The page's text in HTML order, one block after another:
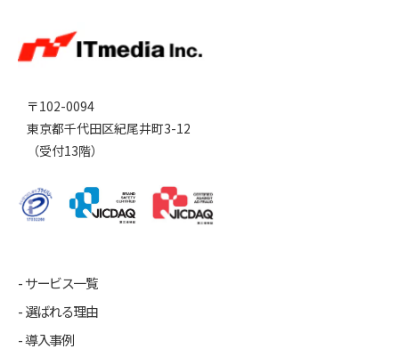
〒102-0094
東京都千代田区紀尾井町3-12
（受付13階）
サービス一覧
選ばれる理由
導入事例